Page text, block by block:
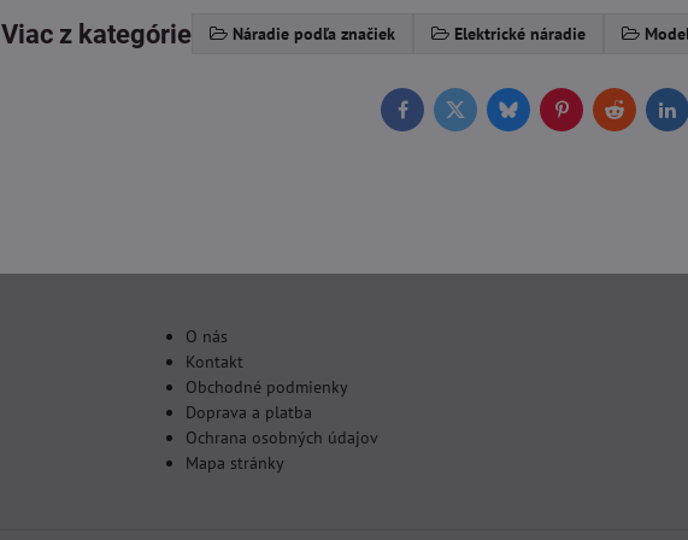
Viac z kategórie Náradie podľa značiek Elektrické náradie
FacebookTwitterBlueskyPinterestReddit
O nás
Kontakt
Obchodné podmienky
Doprava a platba
Ochrana osobných údajov
Mapa stránky